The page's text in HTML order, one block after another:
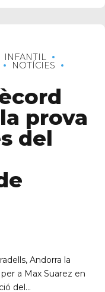
INFANTIL
NOTÍCIES
prova
del
Andorra la
a Max Suarez en
del...